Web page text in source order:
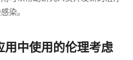
染。
用中使用的伦理考虑